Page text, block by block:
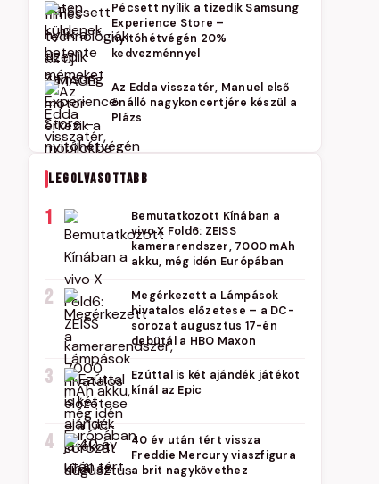
Pécsett nyílik a tizedik Samsung
Experience Store –
nyitóhétvégén 20%
kedvezménnyel
Az Edda visszatér, Manuel első
önálló nagykoncertjére készül a
Plázs
LEGOLVASOTTABB
1
Bemutatkozott Kínában a
vivo X Fold6: ZEISS
kamerarendszer, 7000 mAh
akku, még idén Európában
2
Megérkezett a Lámpások
hivatalos előzetese – a DC-
sorozat augusztus 17-én
debütál a HBO Maxon
3
Ezúttal is két ajándék játékot
kínál az Epic
4
40 év után tért vissza
Freddie Mercury viaszfigura
a brit nagykövethez